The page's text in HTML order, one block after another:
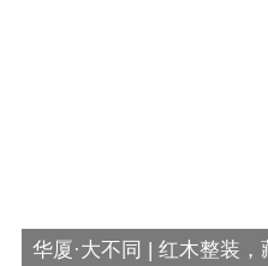
华厦·大不同 | 红木整装